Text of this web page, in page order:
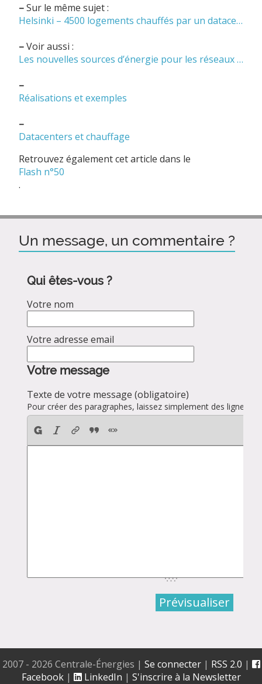
–Sur le même sujet :
Helsinki – 4500 logements chauffés par un datacenter
–Voir aussi :
Les nouvelles sources d’énergie pour les réseaux de chaleur
–
Réalisations et exemples
–
Datacenters et chauffage
Retrouvez également cet article dans le
Flash n°50
.
Un message, un commentaire ?
Qui êtes-vous ?
Votre nom
Votre adresse email
Votre message
Texte de votre message (obligatoire)
Pour créer des paragraphes, laissez simplement des lignes
2007 - 2026 Centrale-Énergies | Se connecter| RSS 2.0 |
Facebook| LinkedIn | S'inscrire à la Newsletter